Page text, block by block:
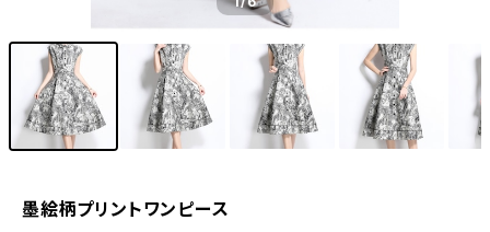
墨絵柄プリントワンピース